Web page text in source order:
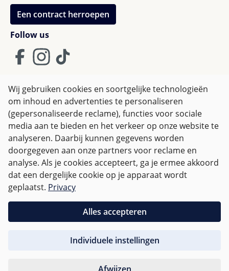
Follow us
Een contract herroepen
Algemene Voorwaarden
Privacy policy & Cookies
Herroepingsrecht
Alle prijzen incl. btw plusverzendkosten en eventuele
bezorgkosten, indien niet anders vermeld.
verzendkostenvrij.
Voor andere landen wordt er op basis van
afgerekend.
Wij gebruiken cookies en soortgelijke technologieën
om inhoud en advertenties te personaliseren
(gepersonaliseerde reclame), functies voor sociale
media aan te bieden en het verkeer op onze website te
analyseren. Daarbij kunnen gegevens worden
doorgegeven aan onze partners voor reclame en
analyse. Als je cookies accepteert, ga je ermee akkoord
dat een dergelijke cookie op je apparaat wordt
geplaatst. Privacy
Individuele instellingen
Alles accepteren